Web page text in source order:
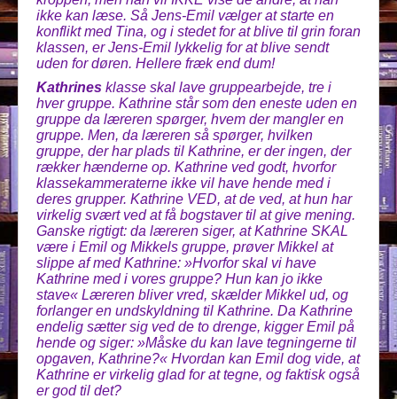
ikke kan læse. Så Jens-Emil vælger at starte en
konflikt med Tina, og i stedet for at blive til grin foran
klassen, er Jens-Emil lykkelig for at blive sendt
uden for døren. Hellere fræk end dum!
Kathrines klasse skal lave gruppearbejde, tre i
hver gruppe. Kathrine står som den eneste uden en
gruppe da læreren spørger, hvem der mangler en
gruppe. Men, da læreren så spørger, hvilken
gruppe, der har plads til Kathrine, er der ingen, der
rækker hænderne op. Kathrine ved godt, hvorfor
klassekammeraterne ikke vil have hende med i
deres grupper. Kathrine VED, at de ved, at hun har
virkelig svært ved at få bogstaver til at give mening.
Ganske rigtigt: da læreren siger, at Kathrine SKAL
være i Emil og Mikkels gruppe, prøver Mikkel at
slippe af med Kathrine: »Hvorfor skal vi have
Kathrine med i vores gruppe? Hun kan jo ikke
stave« Læreren bliver vred, skælder Mikkel ud, og
forlanger en undskyldning til Kathrine. Da Kathrine
endelig sætter sig ved de to drenge, kigger Emil på
hende og siger: »Måske du kan lave tegningerne til
opgaven, Kathrine?« Hvordan kan Emil dog vide, at
Kathrine er virkelig glad for at tegne, og faktisk også
er god til det?